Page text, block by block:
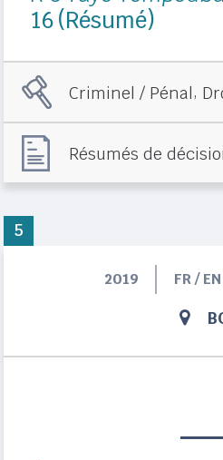
16 (Résumé)
Criminel / Pénal,
Résumés de
2019 FR / EN
5